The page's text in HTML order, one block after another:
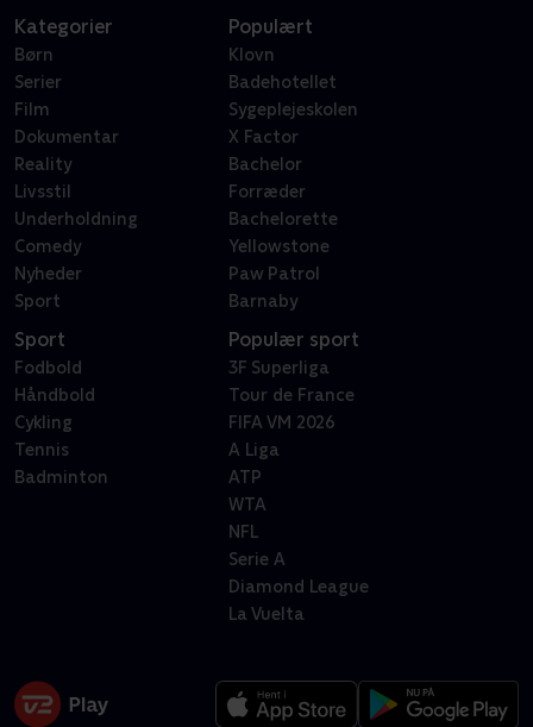
Kategorier
Børn
Serier
Film
Dokumentar
Reality
Livsstil
Underholdning
Comedy
Nyheder
Sport
Populært
Klovn
Badehotellet
Sygeplejeskolen
X Factor
Bachelor
Forræder
Bachelorette
Yellowstone
Paw Patrol
Barnaby
Sport
Fodbold
Håndbold
Cykling
Tennis
Badminton
Populær sport
3F Superliga
Tour de France
FIFA VM 2026
A Liga
ATP
WTA
NFL
Serie A
Diamond League
La Vuelta